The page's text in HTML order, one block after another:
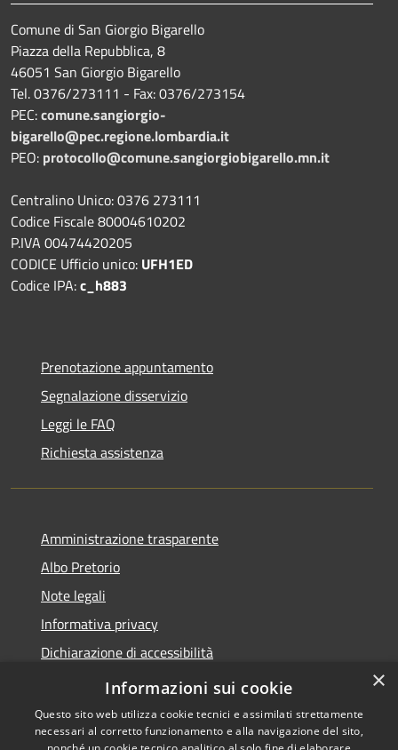
Comune di San Giorgio Bigarello
Piazza della Repubblica, 8
46051 San Giorgio Bigarello
Tel. 0376/273111 - Fax: 0376/273154
PEC:comune.sangiorgio-
bigarello@pec.regione.lombardia.it
PEO: protocollo@comune.sangiorgiobigarello.mn.it
Centralino Unico: 0376 273111
Codice Fiscale 80004610202
P.IVA 00474420205
CODICE Ufficio unico: UFH1ED
Codice IPA:c_h883
Prenotazione appuntamento
Segnalazione disservizio
Leggi le FAQ
Richiesta assistenza
Amministrazione trasparente
Albo Pretorio
Note legali
Informativa privacy
Dichiarazione di accessibilità
Obiettivi di accessibilità
×
Informazioni sui cookie
Questo sito web utilizza cookie tecnici e assimilati strettamente
necessari al corretto funzionamento e alla navigazione del sito,